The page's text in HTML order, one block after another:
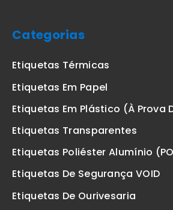
Categorias
Etiquetas Térmicas
Etiquetas Em Papel
Etiquetas Em Plástico (à Prova
Etiquetas Transparentes
Etiquetas Poliéster Alumínio
Etiquetas De Segurança VOID
Etiquetas De Ourivesaria